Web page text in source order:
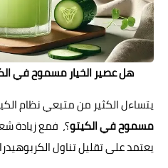
هل عصير الخيار مسموح في
يتساءل الكثير من متبعي نظام
مسموح في الكيتو؟، فمع زيادة
يعتمد على تقليل تناول